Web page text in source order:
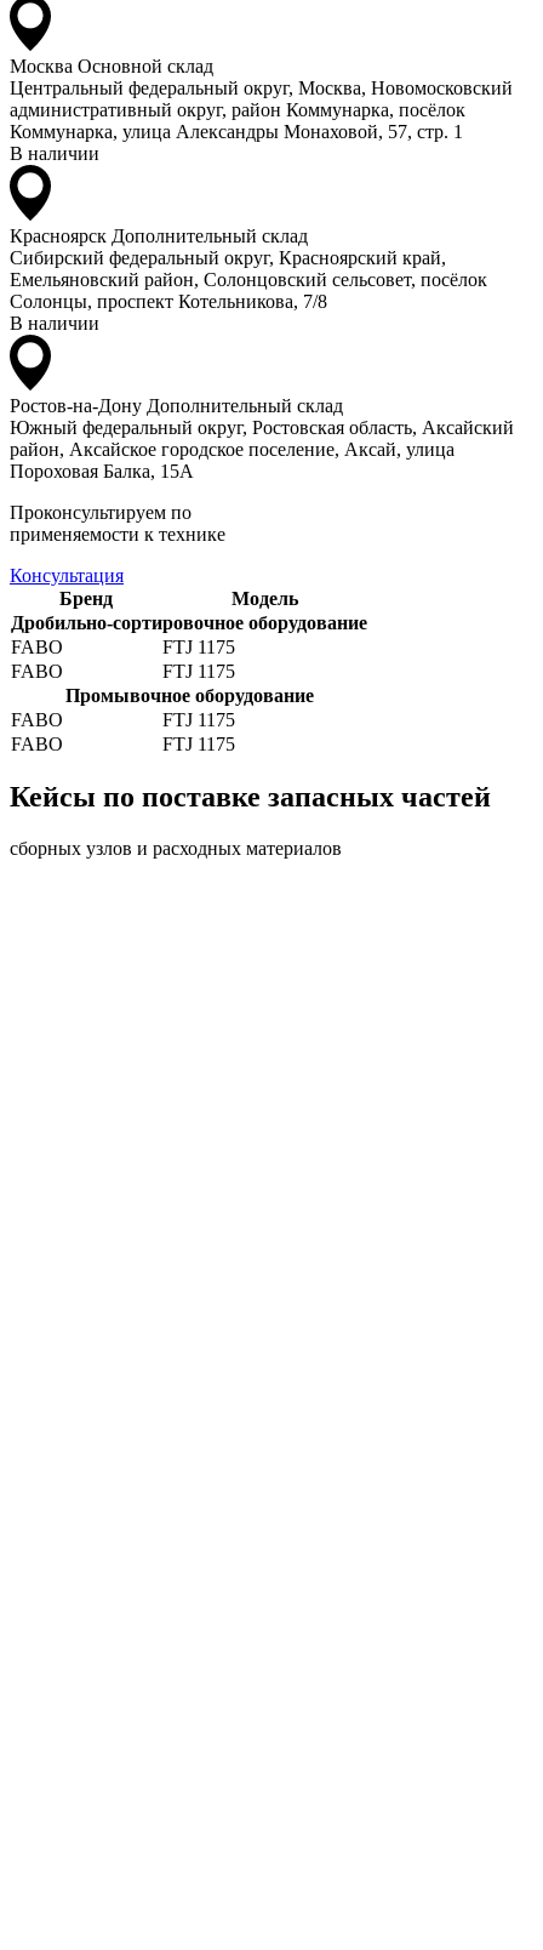
Москва Основной склад
Центральный федеральный округ, Москва, Новомосковский
административный округ, район Коммунарка, посёлок
Коммунарка, улица Александры Монаховой, 57, стр. 1
В наличии
Красноярск Дополнительный склад
Сибирский федеральный округ, Красноярский край,
Емельяновский район, Солонцовский сельсовет, посёлок
Солонцы, проспект Котельникова, 7/8
В наличии
Ростов-на-Дону Дополнительный склад
Южный федеральный округ, Ростовская область, Аксайский
район, Аксайское городское поселение, Аксай, улица
Пороховая Балка, 15А
Проконсультируем по
применяемости к технике
Консультация
Бренд
Модель
Дробильно-сортировочное оборудование
FABO
FTJ 1175
FABO
FTJ 1175
Промывочное оборудование
FABO
FTJ 1175
FABO
FTJ 1175
Кейсы по поставке запасных частей
сборных узлов и расходных материалов